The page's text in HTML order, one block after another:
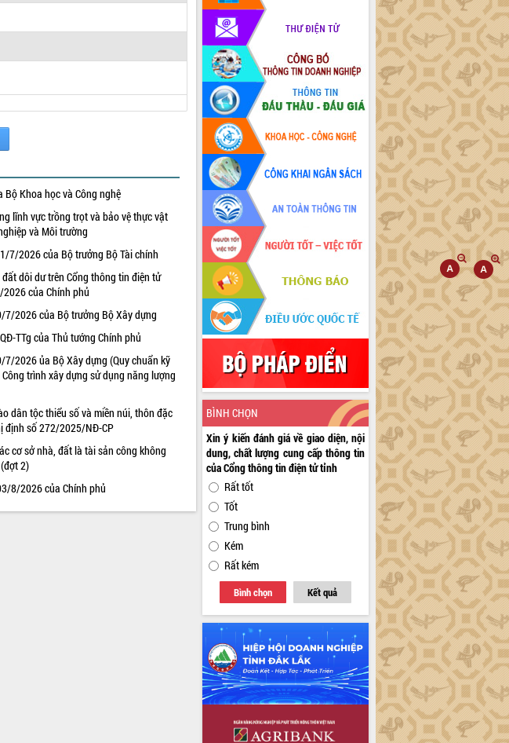
Bộ Khoa học và Công nghệ
lĩnh vực trồng trọt và bảo vệ thực vật
và Môi trường
7/2026 của Bộ trưởng Bộ Tài chính
dôi dư trên Cổng thông tin điện tử
của Chính phủ
7/2026 của Bộ trưởng Bộ Xây dựng
TTg của Thủ tướng Chính phủ
2026 ủa Bộ Xây dựng (Quy chuẩn kỹ
trình xây dựng sử dụng năng lượng
dân tộc thiểu số và miền núi, thôn đặc
định số 272/2025/NĐ-CP
cơ sở nhà, đất là tài sản công không
2)
8/2026 của Chính phủ
BÌNH CHỌN
Xin ý kiến đánh giá về giao diện, nội
dung, chất lượng cung cấp thông tin
của Cổng thông tin điện tử tỉnh
Rất tốt
Tốt
Trung bình
Kém
Rất kém
Bình chọn Kết quả